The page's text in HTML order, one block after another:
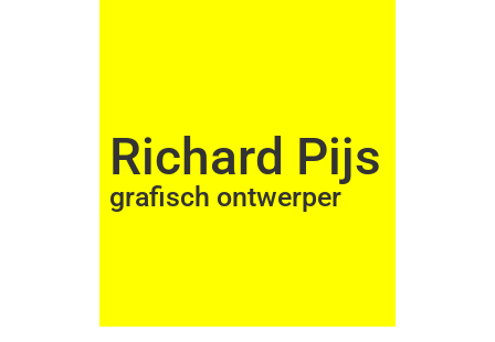
Richard Pijs
grafisch ontwerper